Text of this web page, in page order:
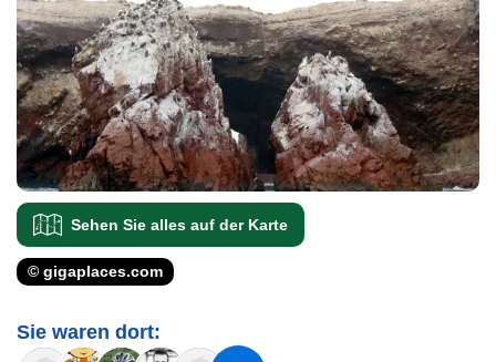
Sehen Sie alles auf der Karte
© gigaplaces.com
Sie waren dort: